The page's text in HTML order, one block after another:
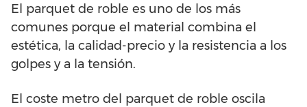
El parquet de roble es uno de los más
comunes porque el material combina el
estética, la calidad-precio y la resistencia a los
golpes y a la tensión.
El coste metro del parquet de roble oscila